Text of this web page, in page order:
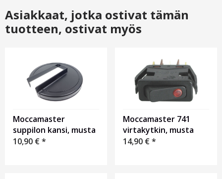
Asiakkaat, jotka ostivat tämän
tuotteen, ostivat myös
Moccamaster
suppilon kansi, musta
10,90 €*
Moccamaster 741
virtakytkin, musta
14,90 €*